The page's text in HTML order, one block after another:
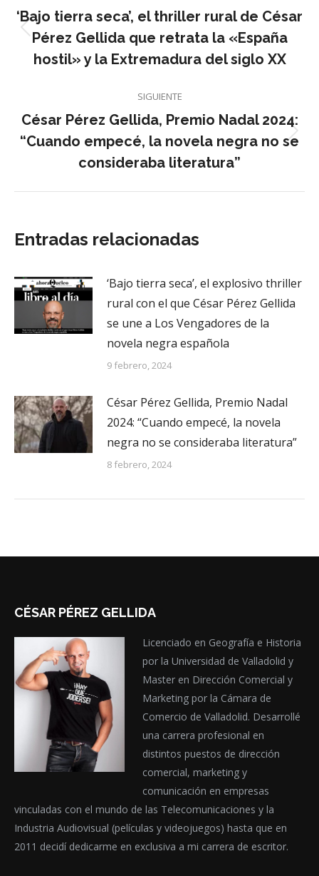
entre
entradas
Entrada
anterior:
‘Bajo tierra seca’, el thriller rural de César
Pérez Gellida que retrata la «España
hostil» y la Extremadura del siglo XX
SIGUIENTE
Entrada
siguiente:
César Pérez Gellida, Premio Nadal 2024:
“Cuando empecé, la novela negra no se
consideraba literatura”
Entradas relacionadas
‘Bajo tierra seca’, el explosivo thriller
rural con el que César Pérez Gellida
se une a Los Vengadores de la
novela negra española
9 febrero, 2024
César Pérez Gellida, Premio Nadal
2024: “Cuando empecé, la novela
negra no se consideraba literatura”
8 febrero, 2024
CÉSAR PÉREZ GELLIDA
Licenciado en Geografía e Historia
por la Universidad de Valladolid y
Master en Dirección Comercial y
Marketing por la Cámara de
Comercio de Valladolid. Desarrollé
una carrera profesional en
distintos puestos de dirección
comercial, marketing y
comunicación en empresas
vinculadas con el mundo de las Telecomunicaciones y la
Industria Audiovisual (películas y videojuegos) hasta que en
2011 decidí dedicarme en exclusiva a mi carrera de escritor.